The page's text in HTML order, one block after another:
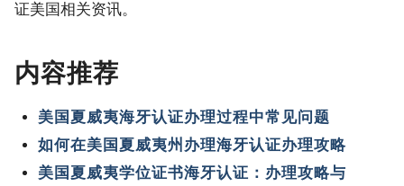
证美国相关资讯。
内容推荐
美国夏威夷海牙认证办理过程中常见问题
如何在美国夏威夷州办理海牙认证办理攻略
美国夏威夷学位证书海牙认证：办理攻略与